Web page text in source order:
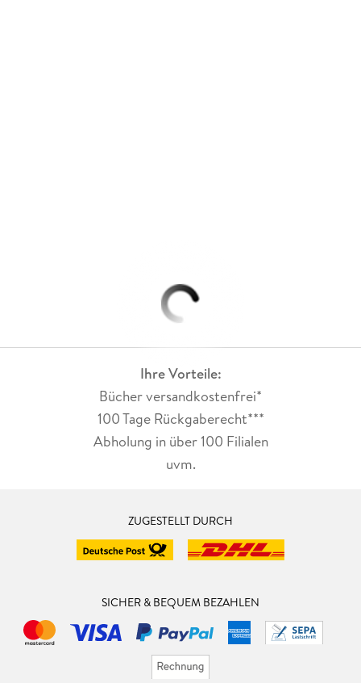
Ihre Vorteile:
Bücher versandkostenfrei*
100 Tage Rückgaberecht***
Abholung in über 100 Filialen
uvm.
ZUGESTELLT DURCH
SICHER & BEQUEM BEZAHLEN